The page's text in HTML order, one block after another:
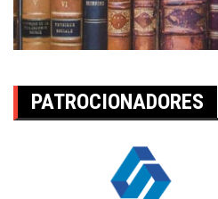
PATROCIONADORES